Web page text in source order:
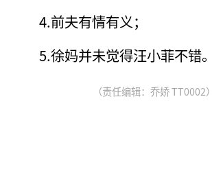
4.前夫有情有义；
5.徐妈并未觉得汪小菲不错。
（责任编辑：乔娇 TT0002）